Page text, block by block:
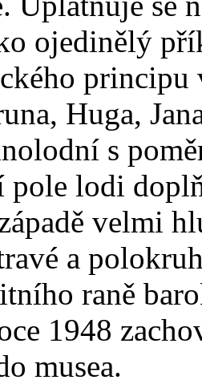
ojedinělý
principu
Huga,
s
lodi
velmi
a
raně
1948
musea.